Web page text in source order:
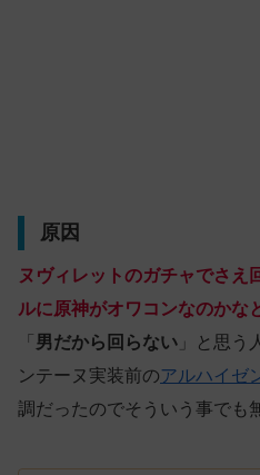
原因
ヌヴィレットのガチャでさえ
ルに原神がオワコンなのかな
「 男だから回らない 」と思う
ンテーヌ実装前のアルハイゼ
調だったのでそういう事でも